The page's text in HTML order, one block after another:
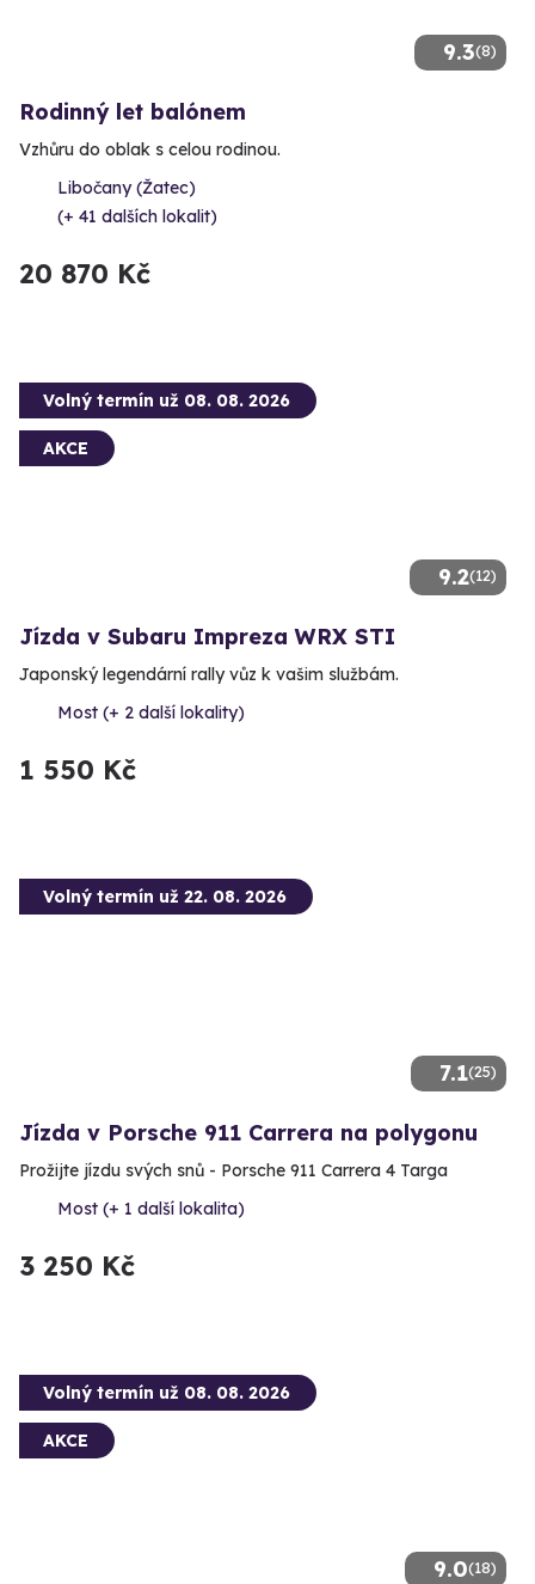
9.3(8)
Rodinný let balónem
Vzhůru do oblak s celou rodinou.
Libočany (Žatec)
(+ 41 dalších lokalit)
20 870 Kč
9.2(12)
Volný termín už 08. 08. 2026
AKCE
Jízda v Subaru Impreza WRX STI
Japonský legendární rally vůz k vašim službám.
Most (+ 2 další lokality)
1 550 Kč
7.1(25)
Volný termín už 22. 08. 2026
Jízda v Porsche 911 Carrera na polygonu
Prožijte jízdu svých snů - Porsche 911 Carrera 4 Targa
Most (+ 1 další lokalita)
3 250 Kč
9.0(18)
Volný termín už 08. 08. 2026
AKCE